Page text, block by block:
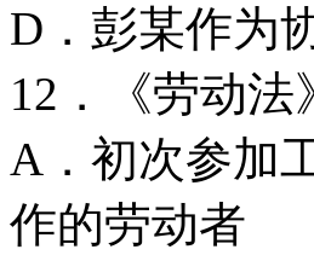
D．彭某作为
12．《劳动
A．初次参
作的劳动者